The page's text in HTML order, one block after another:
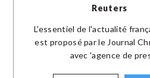
Reuters
L'essentiel de l'actualité
est proposé par le Journal
avec 'agence de